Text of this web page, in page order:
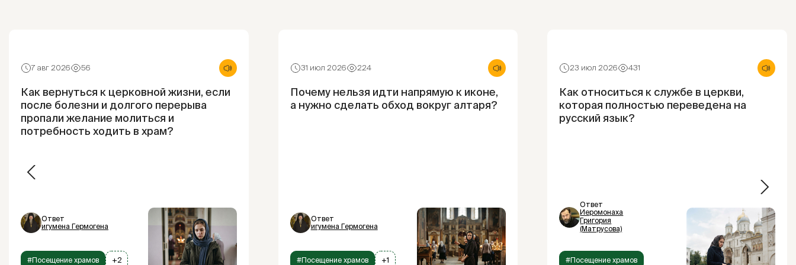
7 авг 2026 56
Как вернуться к церковной жизни, если
после болезни и долгого перерыва
пропали желание молиться и
потребность ходить в храм?
Ответ
игумена Гермогена
#Посещение храмов +2
31 июл 2026 224
Почему нельзя идти напрямую к иконе,
а нужно сделать обход вокруг алтаря?
Ответ
игумена Гермогена
#Посещение храмов +1
23 июл 2026 431
Как относиться к службе в церкви,
которая полностью переведена на
русский язык?
Ответ
Иеромонаха
Григория
(Матрусова)
#Посещение храмов